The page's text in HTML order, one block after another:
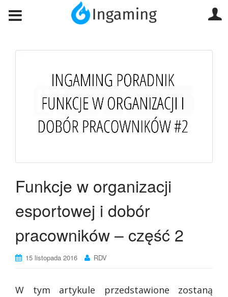
Funkcje w organizacji
esportowej i dobór
pracowników – część 2
15 listopada 2016 RDV
W tym artykule przedstawione zostaną